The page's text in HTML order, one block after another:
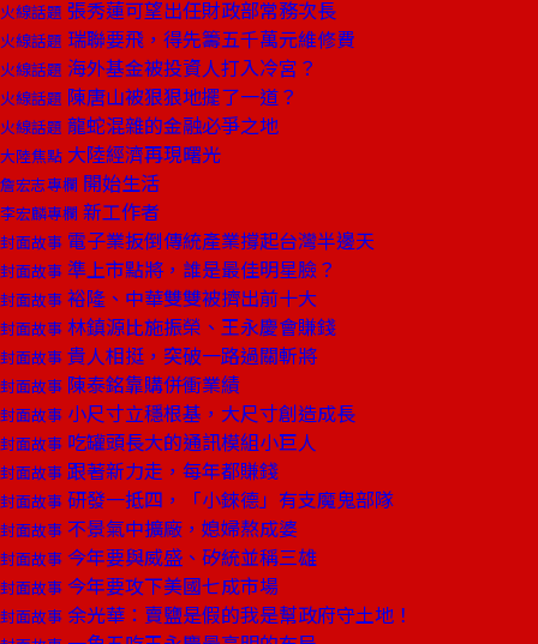
火線話題 張秀蓮可望出任財政部常務次長
火線話題 瑞聯要飛，得先籌五千萬元維修費
火線話題 海外基金被投資人打入冷宮？
火線話題 陳唐山被狠狠地擺了一道？
火線話題 龍蛇混雜的金融必爭之地
大陸焦點 大陸經濟再現曙光
詹宏志專欄 開始生活
李宏麟專欄 新工作者
封面故事 電子業扳倒傳統產業撐起台灣半邊天
封面故事 準上市點將，誰是最佳明星臉？
封面故事 裕隆、中華雙雙被擠出前十大
封面故事 林鎮源比施振榮、王永慶會賺錢
封面故事 貴人相挺，突破一路過關斬將
封面故事 陳泰銘靠購併衝業績
封面故事 小尺寸立穩根基，大尺寸創造成長
封面故事 吃罐頭長大的通訊模組小巨人
封面故事 跟著新力走，每年都賺錢
封面故事 研發一抵四，「小錸德」有支魔鬼部隊
封面故事 不景氣中擴廠，媳婦熬成婆
封面故事 今年要與威盛、矽統並稱三雄
封面故事 今年要攻下美國七成市場
封面故事 余光華：賣鹽是假的我是幫政府守土地！